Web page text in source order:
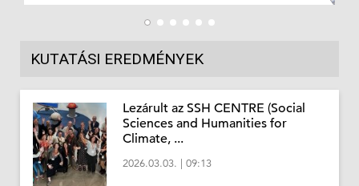
KUTATÁSI EREDMÉNYEK
Lezárult az SSH CENTRE (Social
Sciences and Humanities for
Climate, ...
2026.03.03. | 09:13